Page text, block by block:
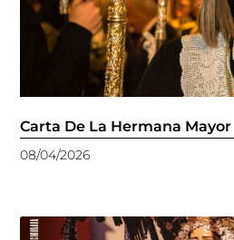
Carta De La Hermana Mayor
08/04/2026